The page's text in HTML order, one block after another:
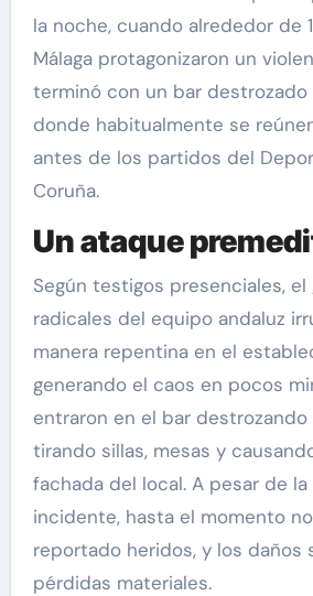
la noche, cuando alrededor de
Málaga protagonizaron un
terminó con un bar destrozado
donde habitualmente se
antes de los partidos del
Coruña.
Un ataque
Según testigos presenciales, el
radicales del equipo andaluz
manera repentina en el
generando el caos en pocos
entraron en el bar destrozando
tirando sillas, mesas y
fachada del local. A pesar de
incidente, hasta el momento
reportado heridos, y los daños
pérdidas materiales.